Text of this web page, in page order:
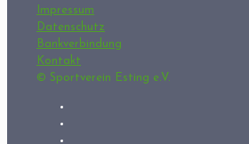
Impressum
Datenschutz
Bankverbindung
Kontakt
© Sportverein Esting e.V.